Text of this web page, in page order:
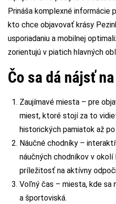
Prináša komplexné informácie
kto chce objavovať krásy
usporiadaniu a mobilnej
zorientujú v piatich hlavných
Čo sa dá nájsť
Zaujímavé miesta – pre
miest, ktoré stojí za to
historických pamiatok až
Náučné chodníky –
náučných chodníkov v okolí
príležitosť na aktívny
Voľný čas – miesta, kde sa
a športoviská.